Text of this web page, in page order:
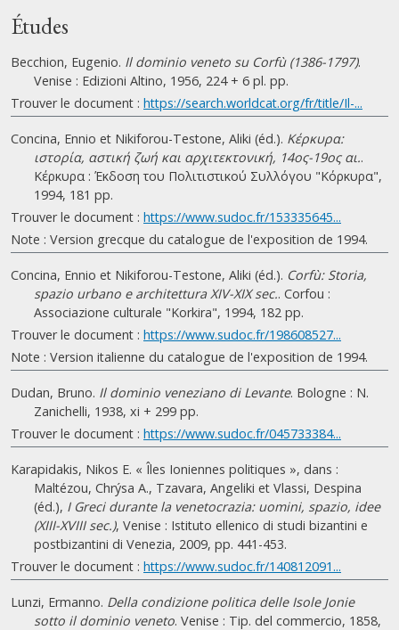
Études
Becchion, Eugenio. Il dominio veneto su Corfù (1386-1797).
Venise : Edizioni Altino, 1956, 224 + 6 pl. pp.
Trouver le document : https://search.worldcat.org/fr/title/Il-...
Concina, Ennio et Nikiforou-Testone, Aliki (éd.). Κέρκυρα:
ιστορία, αστική ζωή και αρχιτεκτονική, 14ος-19ος αι..
Κέρκυρα : Έκδοση του Πολιτιστικού Συλλόγου "Κόρκυρα",
1994, 181 pp.
Trouver le document : https://www.sudoc.fr/153335645...
Note : Version grecque du catalogue de l'exposition de 1994.
Concina, Ennio et Nikiforou-Testone, Aliki (éd.). Corfù: Storia,
spazio urbano e architettura XIV-XIX sec.. Corfou :
Associazione culturale "Korkira", 1994, 182 pp.
Trouver le document : https://www.sudoc.fr/198608527...
Note : Version italienne du catalogue de l'exposition de 1994.
Dudan, Bruno. Il dominio veneziano di Levante. Bologne : N.
Zanichelli, 1938, xi + 299 pp.
Trouver le document : https://www.sudoc.fr/045733384...
Karapidakis, Nikos E. « Îles Ioniennes politiques », dans :
Maltézou, Chrýsa A., Tzavara, Angeliki et Vlassi, Despina
(éd.), I Greci durante la venetocrazia: uomini, spazio, idee
(XIII-XVIII sec.), Venise : Istituto ellenico di studi bizantini e
postbizantini di Venezia, 2009, pp. 441-453.
Trouver le document : https://www.sudoc.fr/140812091...
Lunzi, Ermanno. Della condizione politica delle Isole Jonie
sotto il dominio veneto. Venise : Tip. del commercio, 1858,